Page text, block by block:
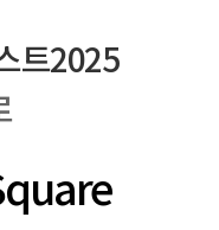
트2025